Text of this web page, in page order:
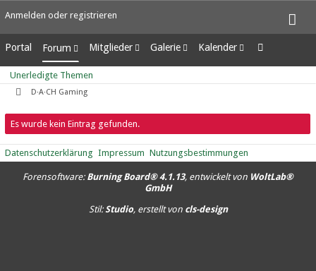
Anmelden oder registrieren
Portal Forum
Unerledigte Themen
Mitglieder
Letzte Aktivitäten
Benutzer online
Mitgliedersuche
Galerie
Alben
Bilder
Kalender
Wochenansicht
Tagesansicht
Unerledigte Themen
D·A·CH Gaming
Es wurde kein Eintrag gefunden.
Datenschutzerklärung Impressum Nutzungsbestimmungen
Forensoftware: Burning Board® 4.1.13, entwickelt von WoltLab®
GmbH
Stil:Studio, erstellt von cls-design